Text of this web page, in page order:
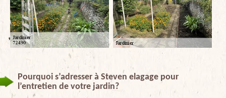
Pourquoi s’adresser à Steven elagage pour
l’entretien de votre jardin?